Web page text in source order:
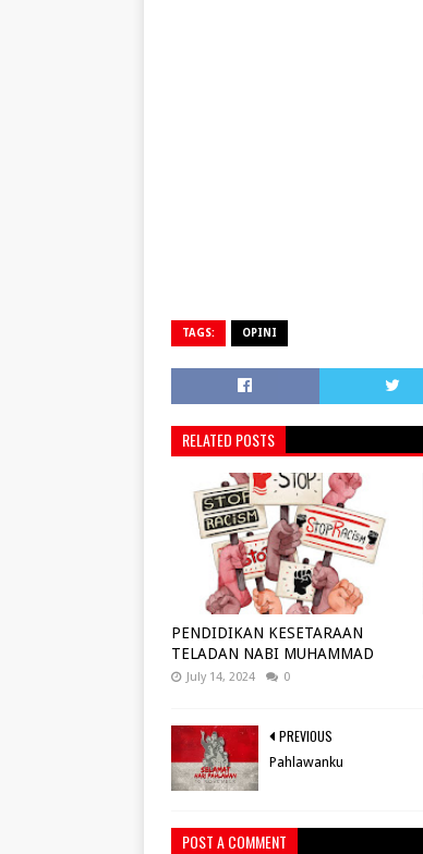
TAGS: OPINI
RELATED POSTS
PENDIDIKAN KESETARAAN
TELADAN NABI MUHAMMAD
July 14, 2024 0
PREVIOUS
Pahlawanku
POST A COMMENT